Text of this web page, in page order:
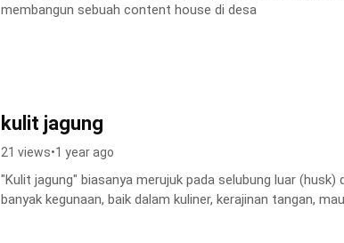
membangun sebuah content house di desa
kulit jagung
21 views•1 year ago
"Kulit jagung" biasanya merujuk pada selubung luar
banyak kegunaan, baik dalam kuliner, kerajinan tangan,